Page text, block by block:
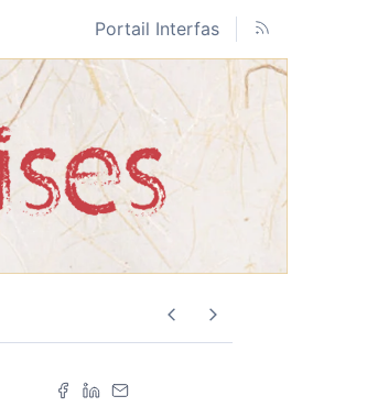
Portail Interfas